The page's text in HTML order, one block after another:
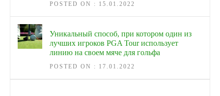
POSTED ON : 15.01.2022
Уникальный способ, при котором один из
лучших игроков PGA Tour использует
линию на своем мяче для гольфа
POSTED ON : 17.01.2022